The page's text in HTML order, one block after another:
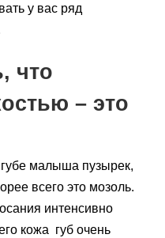
у вас ряд
что
– это
малыша пузырек,
всего это мозоль.
интенсивно
кожа губ очень